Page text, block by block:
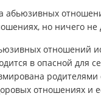
абьюзивных
но ничего не
отношений
в опасной для
родителями
отношениях и